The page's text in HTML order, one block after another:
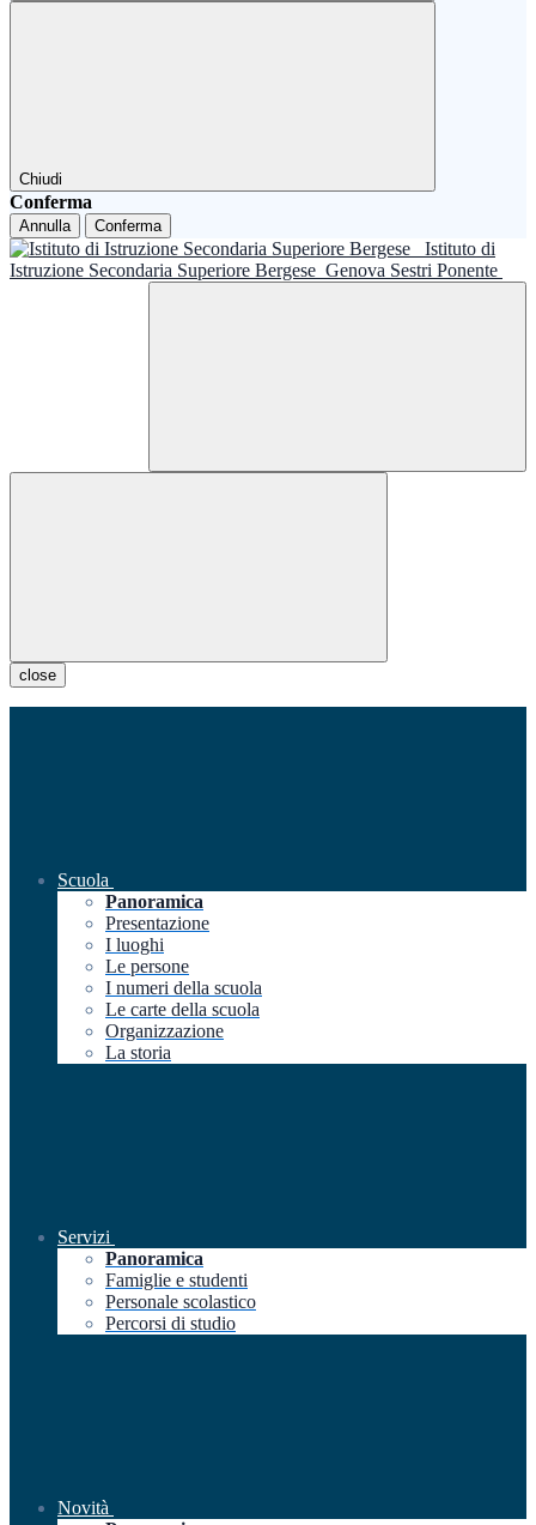
Chiudi
Conferma
Annulla Conferma
Istituto di
Istruzione Secondaria Superiore Bergese Genova Sestri Ponente
close
Scuola
Panoramica
Presentazione
I luoghi
Le persone
I numeri della scuola
Le carte della scuola
Organizzazione
La storia
Servizi
Panoramica
Famiglie e studenti
Personale scolastico
Percorsi di studio
Novità